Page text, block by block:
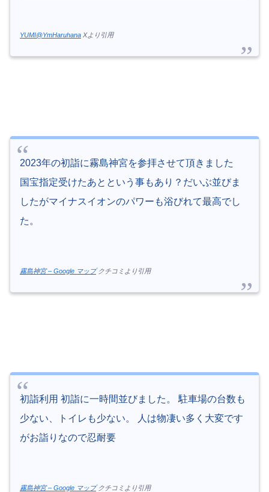
YUMI@YmHaruhana Xより引用
2023年の初詣に霧島神宮を参拝させて頂きました
国宝指定受けたあとという事もあり？だいぶ並びま
したがマイナスイオンのパワーも浴びれて最高でし
た。
霧島神宮 – Google マップクチコミより引用
初詣利用 初詣に一時間並びました。 駐車場の台数も
少ない、トイレも少ない。 人は物凄い多く大変です
がお詣りなので忍耐要
霧島神宮 – Google マップクチコミより引用